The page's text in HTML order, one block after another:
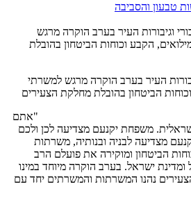
טבעון והסביבה
וגיבורות העיר בערב הוקרה מרגש
הקבע וכוחות הביטחון בהובלת
העיר בערב הוקרה מרגש למשרתי
הביטחון בהובלת מחלקת הצעירים
רומן פרס: "אתם
משפחת יקנעם מצדיעה לכן ולכם
מצדיעה לבניה ובנותיה, משרתות
הביטחון ומוקירה את פועלם הרב
ישראל. בערב הוקרה מיוחד במינו
נהנו המשרתות והמשרתים יחד עם